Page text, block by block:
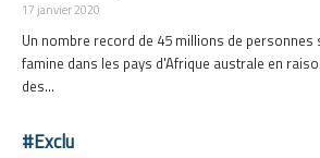
17 janvier 2020
Un nombre record de 45 millions de personnes
famine dans les pays d'Afrique australe en
des...
#Exclu